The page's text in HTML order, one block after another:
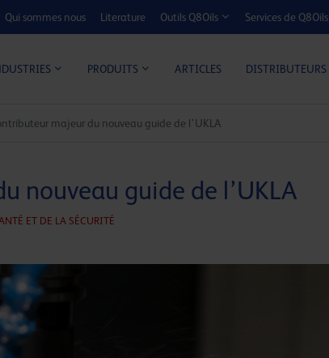
Qui sommes nous Literature Outils Q8Oils Services de Q8Oils
PRODUITS ARTICLES DISTRIBUTEURS
majeur du nouveau guide de l’UKLA
nouveau guide de l’UKLA
ET DE LA SÉCURITÉ